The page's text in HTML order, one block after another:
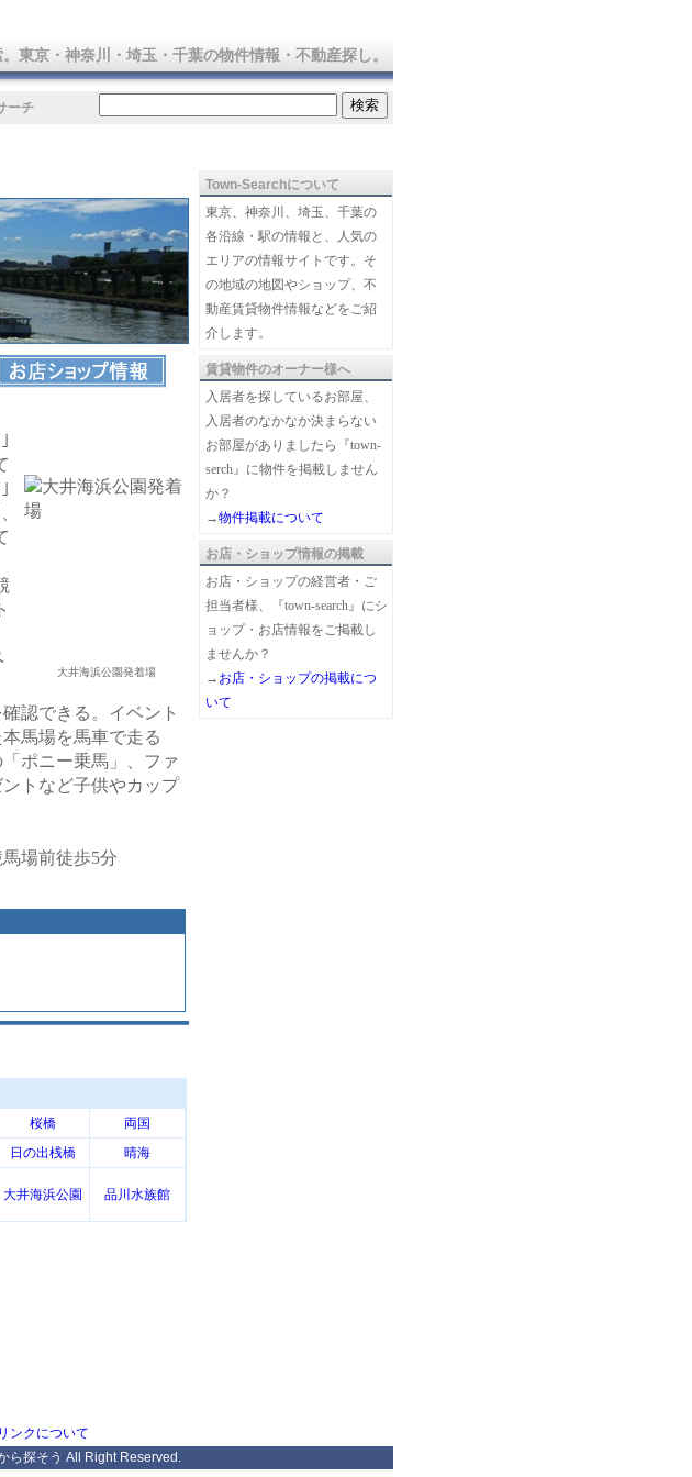
。東京・神奈川・埼玉・千葉の物件情報・不動産探し。
ーチ
大井海浜公園発着場
認できる。イベント
馬場を馬車で走る
ポニー乗馬」、ファ
トなど子供やカップ
場前徒歩5分
桜橋
両国
日の出桟橋 晴海
大井海浜公園 品川水族館
Town-Searchについて
東京、神奈川、埼玉、千葉の
各沿線・駅の情報と、人気の
エリアの情報サイトです。そ
の地域の地図やショップ、不
動産賃貸物件情報などをご紹
介します。
賃貸物件のオーナー様へ
入居者を探しているお部屋、
入居者のなかなか決まらない
お部屋がありましたら『town-
serch』に物件を掲載しません
か？
→物件掲載について
お店・ショップ情報の掲載
お店・ショップの経営者・ご
担当者様、『town-search』にシ
ョップ・お店情報をご掲載し
ませんか？
→ お店・ショップの掲載につ
いて
リンクについて
ら探そう All Right Reserved.